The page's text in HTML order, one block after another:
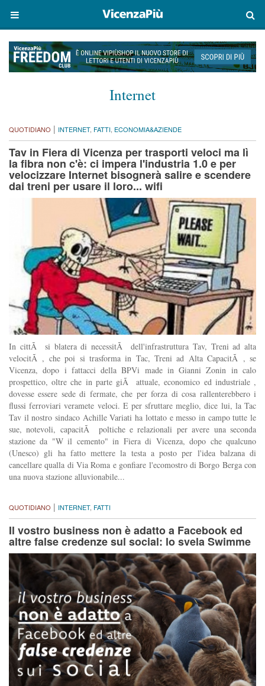
Internet
QUOTIDIANO | INTERNET, FATTI, ECONOMIA&AZIENDE
Tav in Fiera di Vicenza per trasporti veloci ma lì
la fibra non c'è: ci impera l'industria 1.0 e per
velocizzare Internet bisognerà salire e scendere
dai treni per usare il loro... wifi
In cittÃ si blatera di necessitÃ dell'infrastruttura Tav, Treni ad alta
velocitÃ , che poi si trasforma in Tac, Treni ad Alta CapacitÃ , se
Vicenza, dopo i fattacci della BPVi made in Gianni Zonin in calo
prospettico, oltre che in parte giÃ attuale, economico ed industriale ,
dovesse essere sede di fermate, che per forza di cosa rallenterebbero i
flussi ferroviari veramete veloci. E per sfruttare meglio, dice lui, la Tac
Tav il nostro sindaco Achille Variati ha lottato e messo in campo tutte le
sue, notevoli, capacitÃ poltiche e relazionali per avere una seconda
stazione da "W il cemento" in Fiera di Vicenza, dopo che qualcuno
(Unesco) gli ha fatto mettere la testa a posto per l'idea balzana di
cancellare qualla di Via Roma e gonfiare l'ecomostro di Borgo Berga con
una nuova stazione alluvionabile...
QUOTIDIANO | INTERNET, FATTI
Il vostro business non è adatto a Facebook ed
altre false credenze sul social: lo svela Swimme